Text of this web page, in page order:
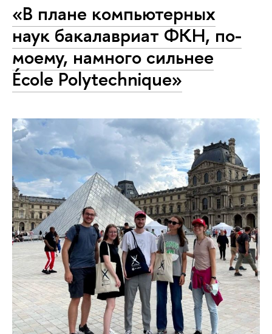
«В плане компьютерных
наук бакалавриат ФКН, по-
моему, намного сильнее
École Polytechnique»